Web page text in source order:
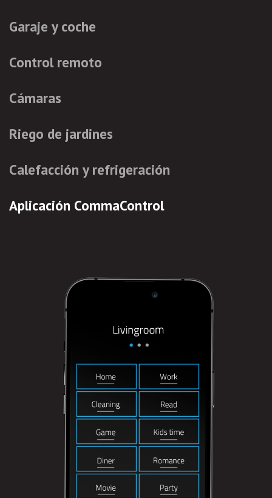
Garaje y coche
Control remoto
Cámaras
Riego de jardines
Calefacción y refrigeración
Aplicación CommaControl